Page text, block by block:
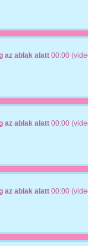
az ablak alatt 00:00
az ablak alatt 00:00
az ablak alatt 00:00